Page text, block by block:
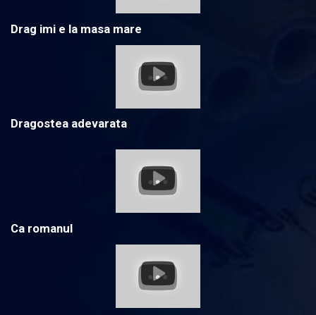
Drag imi e la masa mare
Dragostea adevarata
Ca romanul